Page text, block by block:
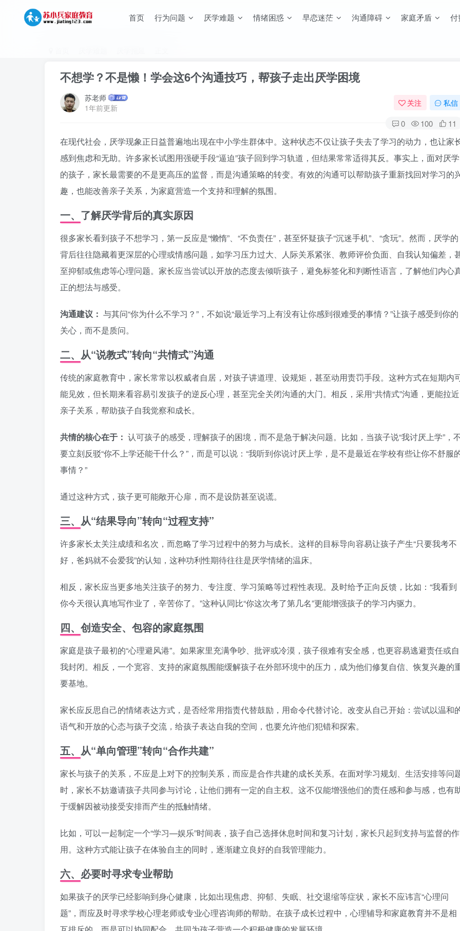
首页 行为问题 厌学难题 情绪困惑 早恋迷茫 沟通障碍 家庭矛盾 付
不想学？不是懒！学会这6个沟通技巧，帮孩子走出厌学困境
苏老师
1年前更新
关注 私信
0 100 11
在现代社会，厌学现象正日益普遍地出现在中小学生群体中。这种状态不仅让孩子失去了学习的动力，也让家
感到焦虑和无助。许多家长试图用强硬手段“逼迫”孩子回到学习轨道，但结果常常适得其反。事实上，面对厌学
的孩子，家长最需要的不是更高压的监督，而是沟通策略的转变。有效的沟通可以帮助孩子重新找回对学习的
趣，也能改善亲子关系，为家庭营造一个支持和理解的氛围。
一、了解厌学背后的真实原因
很多家长看到孩子不想学习，第一反应是“懒惰”、“不负责任”，甚至怀疑孩子“沉迷手机”、“贪玩”。然而，厌学的
背后往往隐藏着更深层的心理或情感问题，如学习压力过大、人际关系紧张、教师评价负面、自我认知偏差，
至抑郁或焦虑等心理问题。家长应当尝试以开放的态度去倾听孩子，避免标签化和判断性语言，了解他们内心
正的想法与感受。
沟通建议： 与其问“你为什么不学习？”，不如说“最近学习上有没有让你感到很难受的事情？”让孩子感受到你的
关心，而不是质问。
二、从“说教式”转向“共情式”沟通
传统的家庭教育中，家长常常以权威者自居，对孩子讲道理、设规矩，甚至动用责罚手段。这种方式在短期内
能见效，但长期来看容易引发孩子的逆反心理，甚至完全关闭沟通的大门。相反，采用“共情式”沟通，更能拉近
亲子关系，帮助孩子自我觉察和成长。
共情的核心在于： 认可孩子的感受，理解孩子的困境，而不是急于解决问题。比如，当孩子说“我讨厌上学”，
要立刻反驳“你不上学还能干什么？”，而是可以说：“我听到你说讨厌上学，是不是最近在学校有些让你不舒服
事情？”
通过这种方式，孩子更可能敞开心扉，而不是设防甚至说谎。
三、从“结果导向”转向“过程支持”
许多家长太关注成绩和名次，而忽略了学习过程中的努力与成长。这样的目标导向容易让孩子产生“只要我考不
好，爸妈就不会爱我”的认知，这种功利性期待往往是厌学情绪的温床。
相反，家长应当更多地关注孩子的努力、专注度、学习策略等过程性表现。及时给予正向反馈，比如：“我看到
你今天很认真地写作业了，辛苦你了。”这种认同比“你这次考了第几名”更能增强孩子的学习内驱力。
四、创造安全、包容的家庭氛围
家庭是孩子最初的“心理避风港”。如果家里充满争吵、批评或冷漠，孩子很难有安全感，也更容易逃避责任或自
我封闭。相反，一个宽容、支持的家庭氛围能缓解孩子在外部环境中的压力，成为他们修复自信、恢复兴趣的
要基地。
家长应反思自己的情绪表达方式，是否经常用指责代替鼓励，用命令代替讨论。改变从自己开始：尝试以温和
语气和开放的心态与孩子交流，给孩子表达自我的空间，也要允许他们犯错和探索。
五、从“单向管理”转向“合作共建”
家长与孩子的关系，不应是上对下的控制关系，而应是合作共建的成长关系。在面对学习规划、生活安排等问
时，家长不妨邀请孩子共同参与讨论，让他们拥有一定的自主权。这不仅能增强他们的责任感和参与感，也有
于缓解因被动接受安排而产生的抵触情绪。
比如，可以一起制定一个“学习—娱乐”时间表，孩子自己选择休息时间和复习计划，家长只起到支持与监督的作
用。这种方式能让孩子在体验自主的同时，逐渐建立良好的自我管理能力。
六、必要时寻求专业帮助
如果孩子的厌学已经影响到身心健康，比如出现焦虑、抑郁、失眠、社交退缩等症状，家长不应讳言“心理问
题”，而应及时寻求学校心理老师或专业心理咨询师的帮助。在孩子成长过程中，心理辅导和家庭教育并不是相